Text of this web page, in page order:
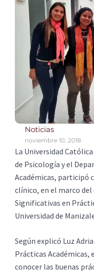
Noticias
noviembre 10, 2018
La Universidad
de Psicología y el
Académicas, participó
clínico, en el marco
Significativas en
Universidad de
Según explicó Luz
Prácticas Académicas,
conocer las buenas